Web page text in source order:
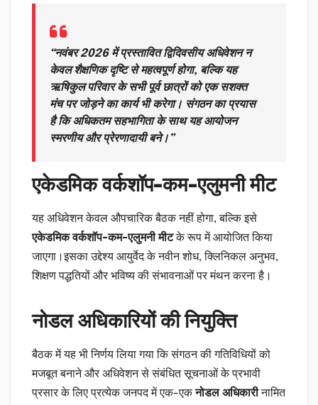
“नवंबर 2026 में प्रस्तावित द्विदिवसीय अधिवेशन न
केवल शैक्षणिक दृष्टि से महत्वपूर्ण होगा, बल्कि यह
ऋषिकुल परिवार के सभी पूर्व छात्रों को एक सशक्त
मंच पर जोड़ने का कार्य भी करेगा। संगठन का प्रयास
है कि अधिकतम सहभागिता के साथ यह आयोजन
स्मरणीय और प्रेरणादायी बने।”
एकेडमिक वर्कशॉप-कम-एलुमनी मीट
यह अधिवेशन केवल औपचारिक बैठक नहीं होगा, बल्कि इसे
एकेडमिक वर्कशॉप-कम-एलुमनी मीटके रूप में आयोजित किया
जाएगा।इसका उद्देश्य आयुर्वेद के नवीन शोध, क्लिनिकल अनुभव,
शिक्षण पद्धतियों और भविष्य की संभावनाओं पर मंथन करना है।
नोडल अधिकारियों की नियुक्ति
बैठक में यह भी निर्णय लिया गया कि संगठन की गतिविधियों को
मजबूत बनाने और अधिवेशन से संबंधित सूचनाओं के प्रभावी
प्रसार के लिए प्रत्येक जनपद में एक-एकनोडल अधिकारीनामित